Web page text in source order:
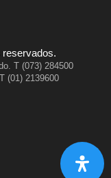
reservados.
T (073) 284500
(01) 2139600